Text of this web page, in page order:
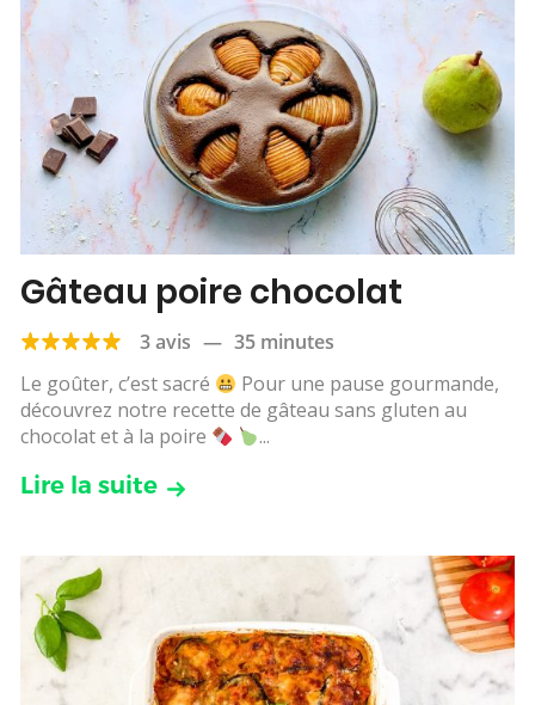
Gâteau poire chocolat
3 avis — 35 minutes
Le goûter, c’est sacré
Pour une pause gourmande,
découvrez notre recette de gâteau sans gluten au
chocolat et à la poire
...
Lire la suite